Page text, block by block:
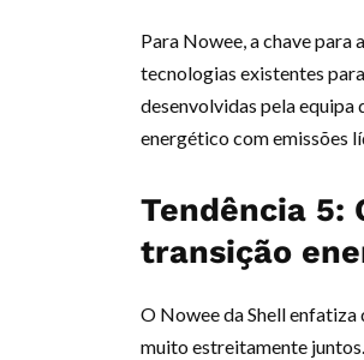
Para Nowee, a chave
tecnologias existentes
desenvolvidas pela equipa
energético com emissões
Tendência 5:
transição
O Nowee da Shell
muito estreitamente